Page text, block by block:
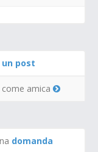
un post
amica
domanda